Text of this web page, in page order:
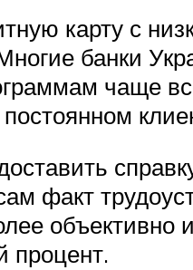
карту с
банки
чаще
факт
объективно
процент.